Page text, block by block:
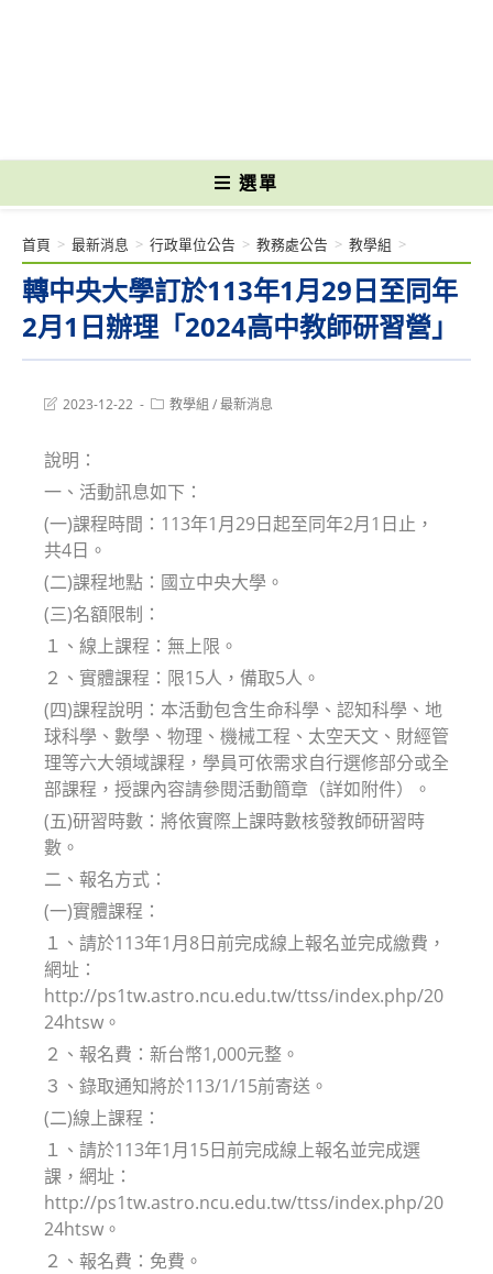
選單
轉中央大學訂於113年1月29日至同年
2月1日辦理「2024高中教師研習營」
首頁 > 最新消息 > 行政單位公告 > 教務處公告 > 教學組 >
Post2023-12-22
Post教學組 /最新消息
說明：
一、活動訊息如下：
(一)課程時間：113年1月29日起至同年2月1日止，
共4日。
(二)課程地點：國立中央大學。
(三)名額限制：
１、線上課程：無上限。
２、實體課程：限15人，備取5人。
(四)課程說明：本活動包含生命科學、認知科學、地
球科學、數學、物理、機械工程、太空天文、財經管
理等六大領域課程，學員可依需求自行選修部分或全
部課程，授課內容請參閱活動簡章（詳如附件）。
(五)研習時數：將依實際上課時數核發教師研習時
數。
二、報名方式：
(一)實體課程：
１、請於113年1月8日前完成線上報名並完成繳費，
網址：
http://ps1tw.astro.ncu.edu.tw/ttss/index.php/20
24htsw。
２、報名費：新台幣1,000元整。
３、錄取通知將於113/1/15前寄送。
(二)線上課程：
１、請於113年1月15日前完成線上報名並完成選
課，網址：
http://ps1tw.astro.ncu.edu.tw/ttss/index.php/20
24htsw。
２、報名費：免費。